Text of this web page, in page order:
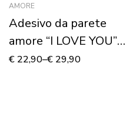
AMORE
Adesivo da parete
amore “I LOVE YOU” –
Adesivo murale
€ 22,90–€ 29,90